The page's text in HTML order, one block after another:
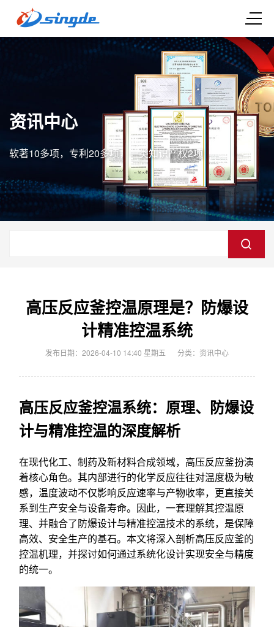
资讯中心
软著10多项，专利20多项，一类知识产权2项
高压反应釜控温原理是？防爆设
计精准控温系统
发布日期：2026-04-10 14:40 星期五 分类： 资讯中心
高压反应釜控温系统：原理、防爆设
计与精准控温的深度解析
在现代化工、制药及新材料合成领域，高压反应釜扮演
着核心角色。其内部进行的化学反应往往对温度极为敏
感，温度波动不仅影响反应速率与产物收率，更直接关
系到生产安全与设备寿命。因此，一套理解其控温原
理、并融合了防爆设计与精准控温技术的系统，是保障
高效、安全生产的基石。本文将深入剖析高压反应釜的
控温机理，并探讨如何通过系统化设计实现安全与精度
的统一。